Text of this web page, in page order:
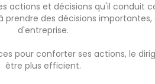
actions et décisions qu'il conduit
des décisions
d'entreprise.
pour conforter ses actions, le
être plus efficient.